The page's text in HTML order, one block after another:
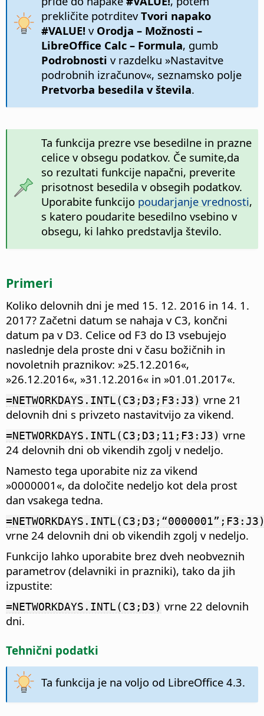
prekličite potrditevTvori napako
#VALUE!v Orodja – Možnosti –
LibreOffice Calc – Formula, gumb
Podrobnosti v razdelku »Nastavitve
podrobnih izračunov«, seznamsko polje
Pretvorba besedila v števila.
Ta funkcija prezre vse besedilne in prazne
celice v obsegu podatkov. Če sumite,da
so rezultati funkcije napačni, preverite
prisotnost besedila v obsegih podatkov.
Uporabite funkcijo poudarjanje vrednosti,
s katero poudarite besedilno vsebino v
obsegu, ki lahko predstavlja število.
Primeri
Koliko delovnih dni je med 15. 12. 2016 in 14. 1.
2017? Začetni datum se nahaja v C3, končni
datum pa v D3. Celice od F3 do I3 vsebujejo
naslednje dela proste dni v času božičnih in
novoletnih praznikov: »25.12.2016«,
»26.12.2016«, »31.12.2016« in »01.01.2017«.
=NETWORKDAYS.INTL(C3;D3;F3:J3) vrne 21
delovnih dni s privzeto nastavitvijo za vikend.
=NETWORKDAYS.INTL(C3;D3;11;F3:J3) vrne
24 delovnih dni ob vikendih zgolj v nedeljo.
Namesto tega uporabite niz za vikend
»0000001«, da določite nedeljo kot dela prost
dan vsakega tedna.
vrne 24 delovnih dni ob vikendih zgolj v nedeljo.
Funkcijo lahko uporabite brez dveh neobveznih
parametrov (delavniki in prazniki), tako da jih
izpustite:
=NETWORKDAYS.INTL(C3;D3) vrne 22 delovnih
dni.
Tehnični podatki
Ta funkcija je na voljo od LibreOffice 4.3.